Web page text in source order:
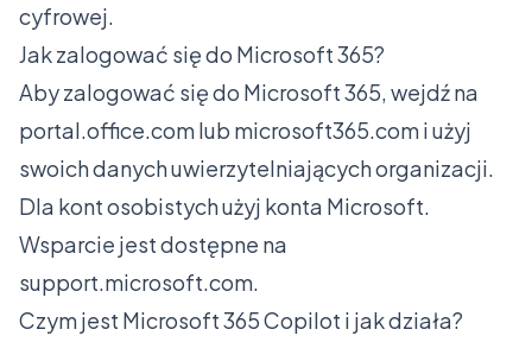
cyfrowej.
Jak zalogować się do Microsoft 365?
Aby zalogować się do Microsoft 365, wejdź na
portal.office.com lub microsoft365.com i użyj
swoich danych uwierzytelniających organizacji.
Dla kont osobistych użyj konta Microsoft.
Wsparcie jest dostępne na
support.microsoft.com.
Czym jest Microsoft 365 Copilot i jak działa?